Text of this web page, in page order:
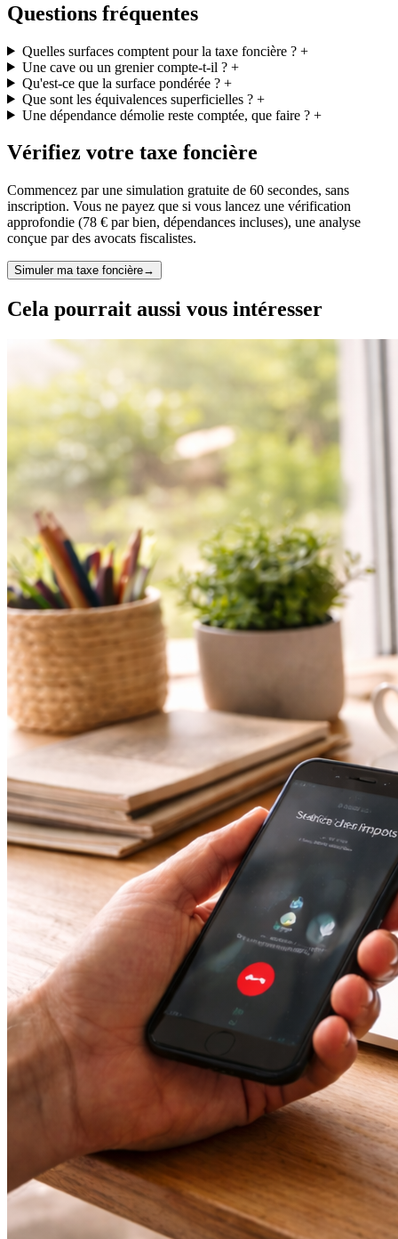
Questions fréquentes
Quelles surfaces comptent pour la taxe foncière ?+
Une cave ou un grenier compte-t-il ?+
Qu'est-ce que la surface pondérée ?+
Que sont les équivalences superficielles ?+
Une dépendance démolie reste comptée, que faire ?+
Vérifiez votre taxe foncière
Commencez par une simulation gratuite de 60 secondes, sans
inscription. Vous ne payez que si vous lancez une vérification
approfondie (78 € par bien, dépendances incluses), une analyse
conçue par des avocats fiscalistes.
Simuler ma taxe foncière→
Cela pourrait aussi vous intéresser